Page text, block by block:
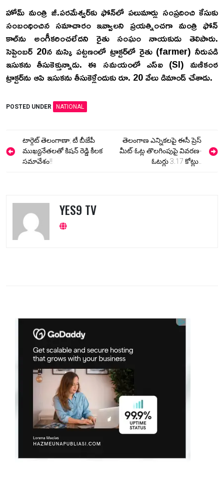
హోమ్ మంత్రి జీ.పరమేశ్వర్‌కు ఫోన్‌లో పలుమార్లు సంప్రదించి కేసుకు
సంబంధించిన సమాచారం ఇవ్వాలని ప్రయత్నించగా మంత్రి ఫోన్‌
కాల్‌ను అంగీకరించలేదని రైతు సంఘం నాయకుడు తెలిపారు.
సెప్టెంబర్ 20న మస్కి పట్టణంలో ట్రాక్టర్‌లో రైతు (farmer) నీరుపడి
ఇసుకను తీసుకెళ్తున్నాడు. ఈ సమయంలో ఎస్‌ఐ (SI) మణికంఠ
ట్రాక్టర్‌ను ఆపి ఇసుకను తీసుకెళ్లేందుకు రూ. 20 వేలు డిమాండ్‌ చేశాడు.
POSTED UNDER NATIONAL
Post
navigation
టార్గెట్ తెలంగాణా; టీ బీజేపీ
ముఖ్యనేతలతో కిషన్ రెడ్డి కీలక
సమావేశం!!
తెలంగాణ ఎన్నికలపై ఈసీ ప్రెస్
మీట్-ఓట్ల తొలగింపుపై వివరణ-
ఓటర్లు 3.17 కోట్లు..
YES9 TV